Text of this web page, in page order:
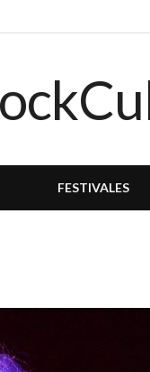
FESTIVALES